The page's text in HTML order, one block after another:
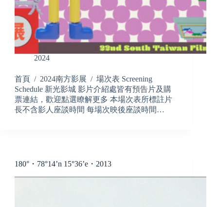
2024
首頁 / 2024南方影展 / 場次表 Screening
Schedule 新光影城 影片介紹處皆有預告片及購
票連結，歡迎點選瞭解更多 本場次表所標註片
長不含影人座談時間 每場次映後座談時間…
180°・78°14’n 15°36’e・2013